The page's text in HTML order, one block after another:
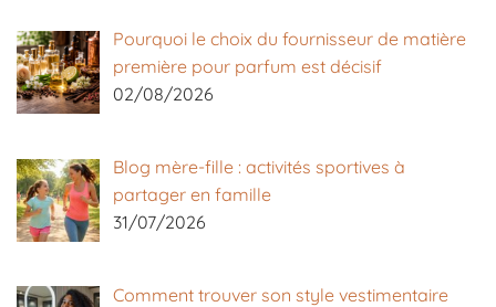
Pourquoi le choix du fournisseur de matière
première pour parfum est décisif
02/08/2026
Blog mère-fille : activités sportives à
partager en famille
31/07/2026
Comment trouver son style vestimentaire